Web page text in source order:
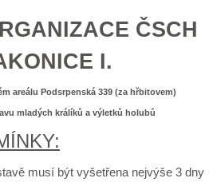
ČSCH
I.
areálu Podsrpenská 339 (za hřbitovem)
mladých králíků a výletků holubů
musí být vyšetřena nejvýše 3 dny